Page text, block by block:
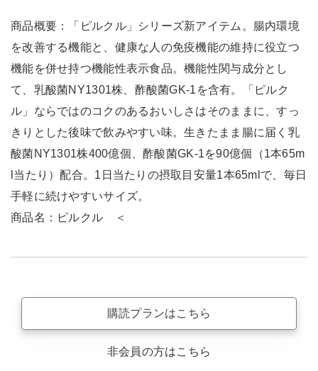
商品概要：「ピルクル」シリーズ新アイテム。腸内環境
を改善する機能と、健康な人の免疫機能の維持に役立つ
機能を併せ持つ機能性表示食品。機能性関与成分とし
て、乳酸菌NY1301株、酢酸菌GK-1を含有。「ピルク
ル」ならではのコクのあるおいしさはそのままに、すっ
きりとした後味で飲みやすい味。生きたまま腸に届く乳
酸菌NY1301株400億個、酢酸菌GK-1を90億個（1本65m
l当たり）配合。1日当たりの摂取目安量1本65mlで、毎日
手軽に続けやすいサイズ。
商品名：ピルクル ＜
購読プランはこちら
非会員の方はこちら